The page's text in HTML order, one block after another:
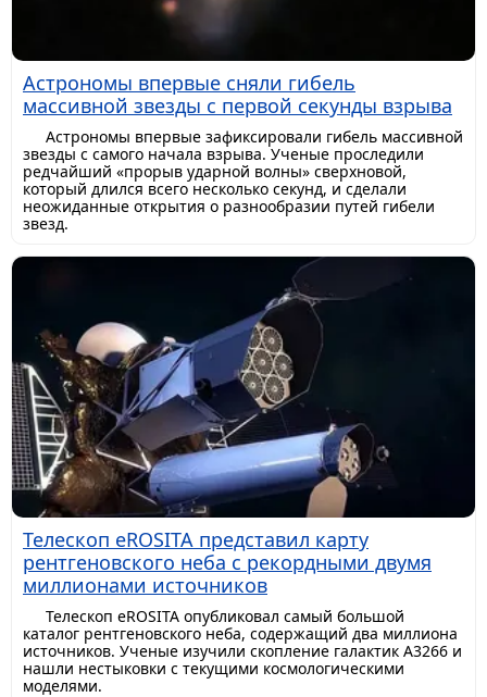
Астрономы впервые сняли гибель
массивной звезды с первой секунды взрыва
Астрономы впервые зафиксировали гибель массивной
звезды с самого начала взрыва. Ученые проследили
редчайший «прорыв ударной волны» сверхновой,
который длился всего несколько секунд, и сделали
неожиданные открытия о разнообразии путей гибели
звезд.
Телескоп eROSITA представил карту
рентгеновского неба с рекордными двумя
миллионами источников
Телескоп eROSITA опубликовал самый большой
каталог рентгеновского неба, содержащий два миллиона
источников. Ученые изучили скопление галактик A3266 и
нашли нестыковки с текущими космологическими
моделями.